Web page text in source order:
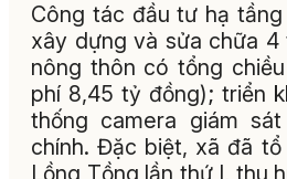
Công tác đầu tư hạ
xây dựng và sửa chữa
nông thôn có tổng
phí 8,45 tỷ đồng); triển
thống camera giám
chính. Đặc biệt, xã đã